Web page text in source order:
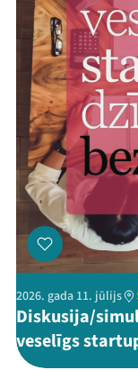
2026. gada 11. jūlijs
Diskusija/
veselīgs